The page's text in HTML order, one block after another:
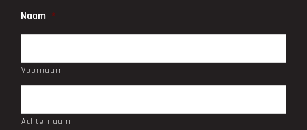
Naam *
Voornaam
Achternaam